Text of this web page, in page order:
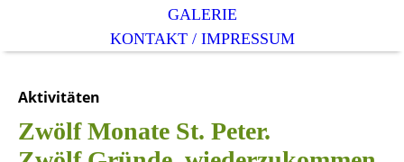
GALERIE
KONTAKT / IMPRESSUM
Aktivitäten
Zwölf Monate St. Peter.